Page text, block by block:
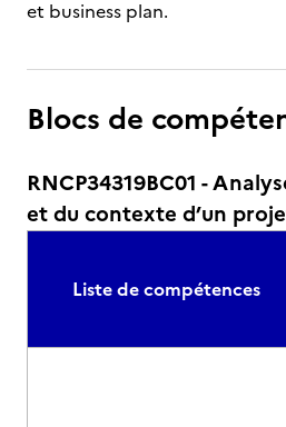
et business plan.
Blocs de
RNCP34319BC01 -
et du contexte d’un
Liste de compétences